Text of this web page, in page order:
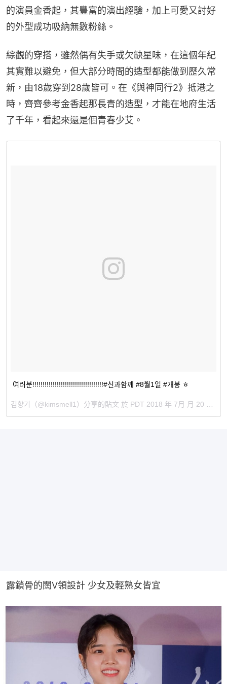
的演員金香起，其豐富的演出經驗，加上可愛又討好
的外型成功吸納無數粉絲。
綜觀的穿搭，雖然偶有失手或欠缺星味，在這個年紀
其實難以避免，但大部分時間的造型都能做到歷久常
新，由18歲穿到28歲皆可。在《與神同行2》抵港之
時，齊齊參考金香起那長青的造型，才能在地府生活
了千年，看起來還是個青春少艾。
여러분!!!!!!!!!!!!!!!!!!!!!!!!!!!!!!!!!!!#신과함께 #8월1일 #개봉 ㅎ
김향기 （@kimsmell1）分享的貼文 於 PDT 2018 年 7月 月 20 日 上午 12:44
露鎖骨的闊V領設計 少女及輕熟女皆宜